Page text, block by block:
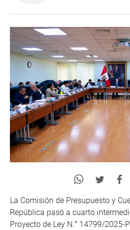
La Comisión de Presupuesto y
República pasó a cuarto
Proyecto de Ley N.° 14799/2025-